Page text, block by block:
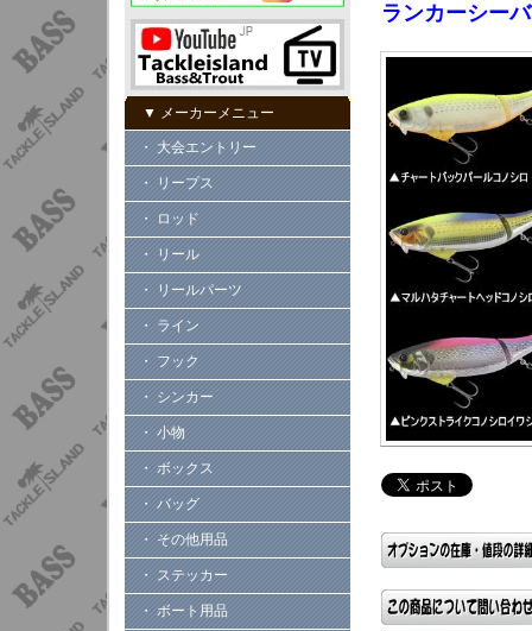
▼ メーカーメニュー
・ 大会エントリー
・ リープス
・ ロッド
・ リール
・ リールパーツ
・ ライン
・ フック
・ シンカー
・ 小物
・ ボックス
・ バッグ
・ その他用品
・ ステッカー
・ ボート用品
ランカーシー